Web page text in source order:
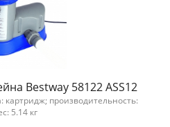
Bestway 58122 ASS12
производительность:
5.14 кг